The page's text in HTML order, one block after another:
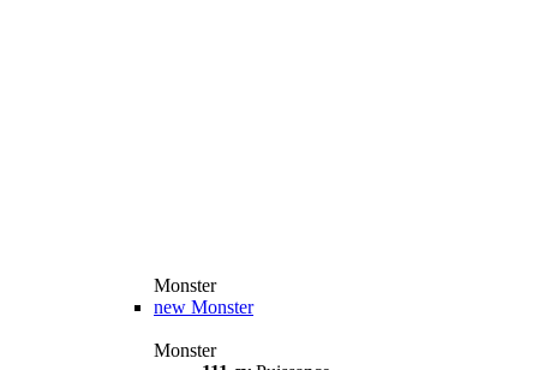
Monster
new Monster
Monster